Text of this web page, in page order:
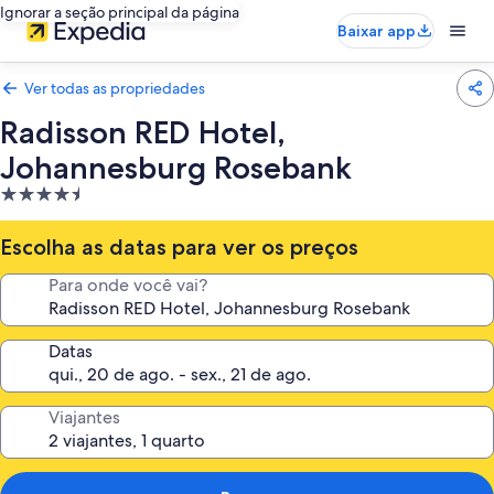
Ignorar a seção principal da página
Baixar app
Ver todas as propriedades
Radisson RED Hotel,
Johannesburg Rosebank
Propriedade
4.5
estrelas
Escolha as datas para ver os preços
Para onde você vai?
Datas
Viajantes